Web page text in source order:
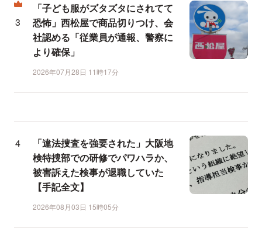
「子ども服がズタズタにされてて
恐怖」西松屋で商品切りつけ、会
社認める「従業員が通報、警察に
より確保」
2026年07月28日 11時17分
「違法捜査を強要された」大阪地
検特捜部での研修でパワハラか、
被害訴えた検事が退職していた
【手記全文】
2026年08月03日 15時05分